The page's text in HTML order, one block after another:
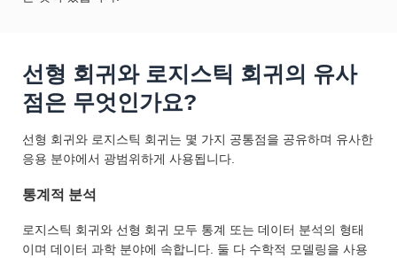
선형 회귀와 로지스틱 회귀의 유사
점은 무엇인가요?
선형 회귀와 로지스틱 회귀는 몇 가지 공통점을 공유하며 유사한
응용 분야에서 광범위하게 사용됩니다.
통계적 분석
로지스틱 회귀와 선형 회귀 모두 통계 또는 데이터 분석의 형태
이며 데이터 과학 분야에 속합니다. 둘 다 수학적 모델링을 사용